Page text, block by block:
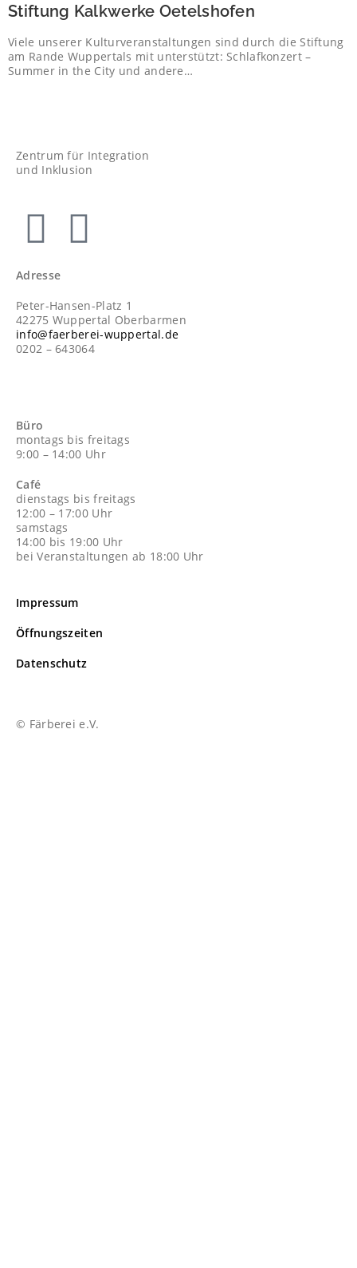
Stiftung Kalkwerke Oetelshofen
Viele unserer Kulturveranstaltungen sind durch die Stiftung
am Rande Wuppertals mit unterstützt: Schlafkonzert –
Summer in the City und andere…
Zentrum für Integration
und Inklusion
Adresse
Peter-Hansen-Platz 1
42275 Wuppertal Oberbarmen
info@faerberei-wuppertal.de
0202 – 643064
Büro
montags bis freitags
9:00 – 14:00 Uhr
Café
dienstags bis freitags
12:00 – 17:00 Uhr
samstags
14:00 bis 19:00 Uhr
bei Veranstaltungen ab 18:00 Uhr
Impressum
Öffnungszeiten
Datenschutz
© Färberei e.V.